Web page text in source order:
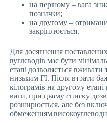
на першому – вага
позначки;
на другому –
закріплюється.
Для досягнення
вуглеводів має бути
етапі дозволяється вживати
низьким ГІ. Після втрати
кілограмів на другому етапі
ваги, при цьому списку
розширюється, але без
обмеженням